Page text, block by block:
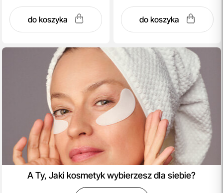
do koszyka do koszyka
A Ty, Jaki kosmetyk wybierzesz dla siebie?